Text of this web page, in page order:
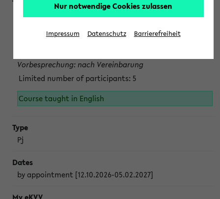
Projektmodul "Bakterielle Biotechnologie"
Persönliche Anmeldung beim Veranstalter ist unbedingt
Vorbesprechung: nach Vereinbarung
Limited number of participants: 5
Course taught in English
Pj
by appointment [12.10.2026-05.02.2027]
Nur notwendige Cookies zulassen
Impressum Datenschutz Barrierefreiheit